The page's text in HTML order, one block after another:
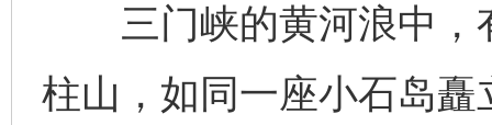
三门峡的黄河浪中，
柱山，如同一座小石岛